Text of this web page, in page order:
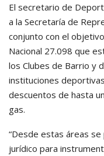
El secretario de
a la Secretaría de
conjunto con el
Nacional 27.098 que
los Clubes de Barrio y
instituciones
descuentos de hasta
gas.
“Desde estas áreas
jurídico para